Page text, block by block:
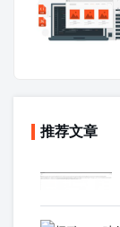
推荐文章